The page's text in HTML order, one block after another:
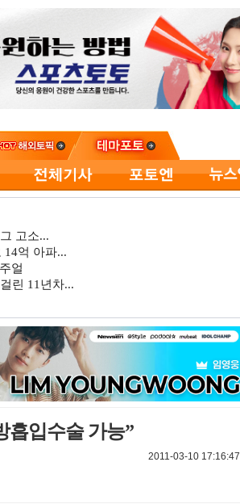
고소...
억 아파...
얼
린 11년차...
흡입수술 가능”
2011-03-10 17:16:47